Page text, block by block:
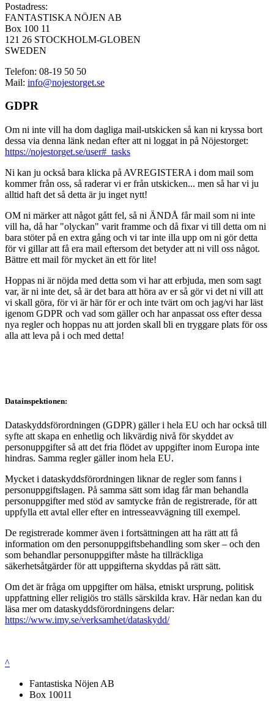
Postadress:
FANTASTISKA NÖJEN AB
Box 100 11
121 26 STOCKHOLM-GLOBEN
SWEDEN
Telefon: 08-19 50 50
Mail: info@nojestorget.se
GDPR
Om ni inte vill ha dom dagliga mail-utskicken så kan ni kryssa bort
dessa via denna länk nedan efter att ni loggat in på Nöjestorget:
https://nojestorget.se/user#_tasks
Ni kan ju också bara klicka på AVREGISTERA i dom mail som
kommer från oss, så raderar vi er från utskicken... men så har vi ju
alltid haft det så detta är ju inget nytt!
OM ni märker att något gått fel, så ni ÄNDÅ får mail som ni inte
vill ha, då har "olyckan" varit framme och då fixar vi till detta om ni
bara stöter på en extra gång och vi tar inte illa upp om ni gör detta
för vi gillar att få era mail eftersom det betyder att ni vill oss något.
Bättre ett mail för mycket än ett för lite!
Hoppas ni är nöjda med detta som vi har att erbjuda, men som sagt
var, är ni inte det, så är det bara att höra av er så gör vi det ni vill att
vi skall göra, för vi är här för er och inte tvärt om och jag/vi har läst
igenom GDPR och vad som gäller och har anpassat oss efter dessa
nya regler och hoppas nu att jorden skall bli en tryggare plats för oss
alla att leva på i och med detta!
Datainspektionen:
Dataskyddsförordningen (GDPR) gäller i hela EU och har också till
syfte att skapa en enhetlig och likvärdig nivå för skyddet av
personuppgifter så att det fria flödet av uppgifter inom Europa inte
hindras. Samma regler gäller inom hela EU.
Mycket i dataskyddsförordningen liknar de regler som fanns i
personuppgiftslagen. På samma sätt som idag får man behandla
personuppgifter med stöd av samtycke från de registrerade, för att
uppfylla ett avtal eller efter en intresseavvägning till exempel.
De registrerade kommer även i fortsättningen att ha rätt att få
information om den personuppgiftsbehandling som sker – och den
som behandlar personuppgifter måste ha tillräckliga
säkerhetsåtgärder för att uppgifterna skyddas på rätt sätt.
Om det är fråga om uppgifter om hälsa, etniskt ursprung, politisk
uppfattning eller religiös tro ställs särskilda krav. Här nedan kan du
läsa mer om dataskyddsförordningens delar:
https://www.imy.se/verksamhet/dataskydd/
^
Fantastiska Nöjen AB
Box 10011